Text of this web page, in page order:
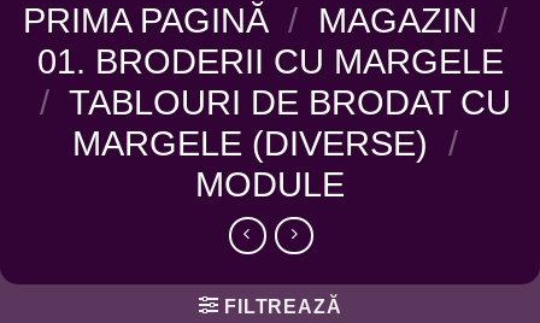
PRIMA PAGINĂ / MAGAZIN /
01. BRODERII CU MARGELE
/ TABLOURI DE BRODAT CU
MARGELE (DIVERSE) /
MODULE
FILTREAZĂ